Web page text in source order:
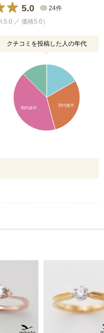
5.0
24件
5.0 ／ 価格5.0）
クチコミを投稿した人の年代
20代後半
30代前半